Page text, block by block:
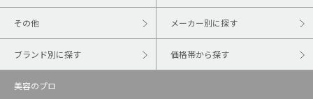
その他 メーカー別に探す
ブランド別に探す 価格帯から探す
美容のプロ